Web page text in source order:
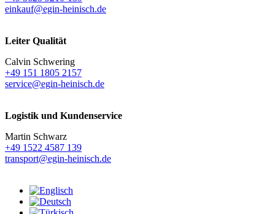
einkauf@egin-heinisch.de
Leiter Qualität
Calvin Schwering
+49 151 1805 2157
service@egin-heinisch.de
Logistik und Kundenservice
Martin Schwarz
+49 1522 4587 139
transport@egin-heinisch.de